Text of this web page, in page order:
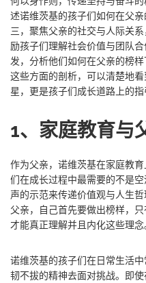
述诺维茨基的孩子们如何在父
三，聚焦父亲的社交与人际关
励孩子们理解社会价值与团队
发，分析他们如何在父亲的榜
这些方面的剖析，可以清楚地
星，更是孩子们成长道路上的指
1、家庭教育与
作为父亲，诺维茨基在家庭教
们在成长过程中最需要的不是
声的示范来传递价值观与人生
父亲，自己首先要做出榜样，
才能真正理解并且内化这些理念
诺维茨基的孩子们在日常生活
韧不拔的精神去面对挑战。即